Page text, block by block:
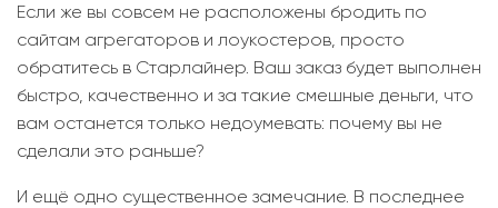
Если же вы совсем не расположены бродить по
сайтам агрегаторов и лоукостеров, просто
обратитесь в Старлайнер. Ваш заказ будет выполнен
быстро, качественно и за такие смешные деньги, что
вам останется только недоумевать: почему вы не
сделали это раньше?
И ещё одно существенное замечание. В последнее